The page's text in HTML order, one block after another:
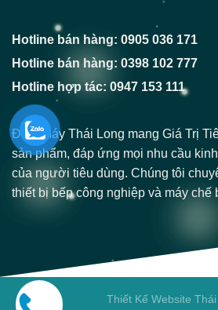
Hotline bán hàng: 0905 036 171
Hotline bán hàng: 0398 102 777
Hotline hợp tác: 0947 153 111
Điện Máy Thái Long mang Giá Trị
sản phẩm, đáp ứng mọi nhu cầu
của người tiêu dùng. Chúng tôi
thiết bị bếp công nghiệp và máy chế
Thiết Kế Website